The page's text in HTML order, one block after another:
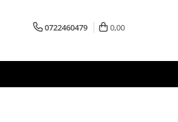
0722460479 0,00